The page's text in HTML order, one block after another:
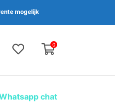
mogelijk
0
chat